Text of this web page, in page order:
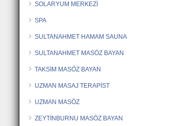
SOLARYUM MERKEZİ
SPA
SULTANAHMET HAMAM SAUNA
SULTANAHMET MASÖZ BAYAN
TAKSİM MASÖZ BAYAN
UZMAN MASAJ TERAPİST
UZMAN MASÖZ
ZEYTİNBURNU MASÖZ BAYAN